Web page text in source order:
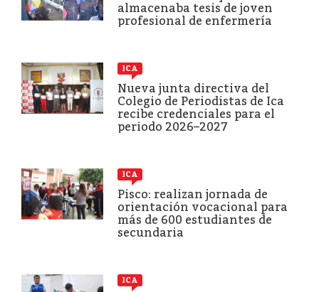
almacenaba tesis de joven
profesional de enfermería
ICA
Nueva junta directiva del
Colegio de Periodistas de Ica
recibe credenciales para el
periodo 2026–2027
ICA
Pisco: realizan jornada de
orientación vocacional para
más de 600 estudiantes de
secundaria
ICA